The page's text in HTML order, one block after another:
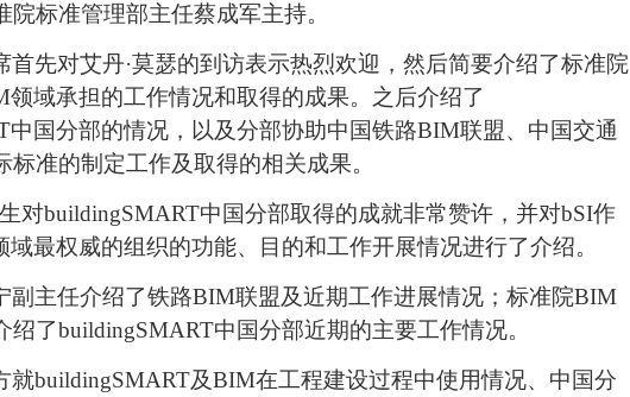
院标准管理部主任蔡成军主持。
首先对艾丹·莫瑟的到访表示热烈欢迎，然后简要介绍了标准院
领域承担的工作情况和取得的成果。之后介绍了
中国分部的情况，以及分部协助中国铁路BIM联盟、中国交通
标准的制定工作及取得的相关成果。
对buildingSMART中国分部取得的成就非常赞许，并对bSI作
域最权威的组织的功能、目的和工作开展情况进行了介绍。
副主任介绍了铁路BIM联盟及近期工作进展情况；标准院BIM
绍了buildingSMART中国分部近期的主要工作情况。
就buildingSMART及BIM在工程建设过程中使用情况、中国分